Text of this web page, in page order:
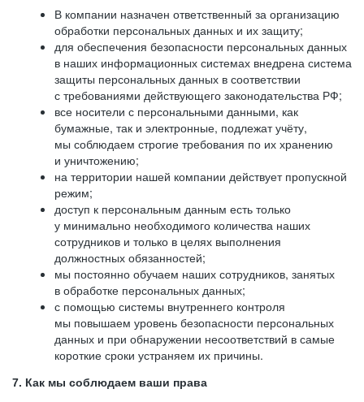
В компании назначен ответственный за организацию
обработки персональных данных и их защиту;
для обеспечения безопасности персональных данных
в наших информационных системах внедрена система
защиты персональных данных в соответствии
с требованиями действующего законодательства РФ;
все носители с персональными данными, как
бумажные, так и электронные, подлежат учёту,
мы соблюдаем строгие требования по их хранению
и уничтожению;
на территории нашей компании действует пропускной
режим;
доступ к персональным данным есть только
у минимально необходимого количества наших
сотрудников и только в целях выполнения
должностных обязанностей;
мы постоянно обучаем наших сотрудников, занятых
в обработке персональных данных;
с помощью системы внутреннего контроля
мы повышаем уровень безопасности персональных
данных и при обнаружении несоответствий в самые
короткие сроки устраняем их причины.
7. Как мы соблюдаем ваши права